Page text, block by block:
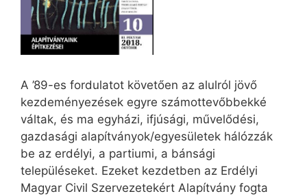
A ’89-es fordulatot követően az alulról jövő
kezdeményezések egyre számottevőbbekké
váltak, és ma egyházi, ifjúsági, művelődési,
gazdasági alapítványok/egyesületek hálózzák
be az erdélyi, a partiumi, a bánsági
településeket. Ezeket kezdetben az Erdélyi
Magyar Civil Szervezetekért Alapítvány fogta